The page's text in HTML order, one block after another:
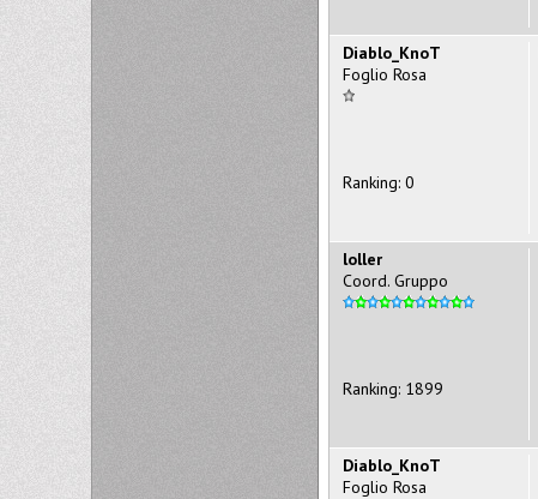
Diablo_KnoT
Foglio Rosa
Ranking: 0
loller
Coord. Gruppo
Ranking: 1899
Diablo_KnoT
Foglio Rosa